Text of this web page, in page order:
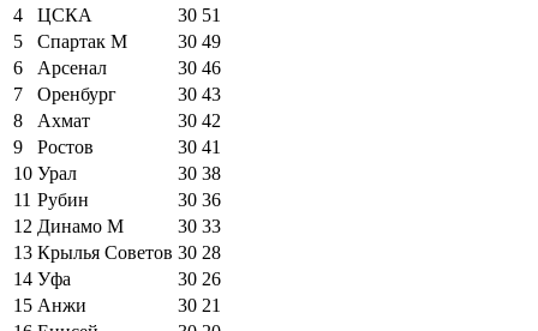
4
ЦСКА 30 51
5
Спартак М 30 49
6
Арсенал 30 46
7
Оренбург 30 43
8
Ахмат 30 42
9
Ростов 30 41
10 Урал 30 38
11 Рубин 30 36
12 Динамо М 30 33
13 Крылья Советов 30 28
14 Уфа 30 26
15 Анжи 30 21